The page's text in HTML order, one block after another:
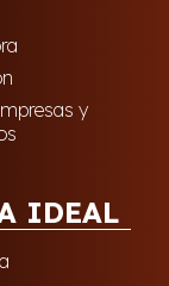
y
IDEAL